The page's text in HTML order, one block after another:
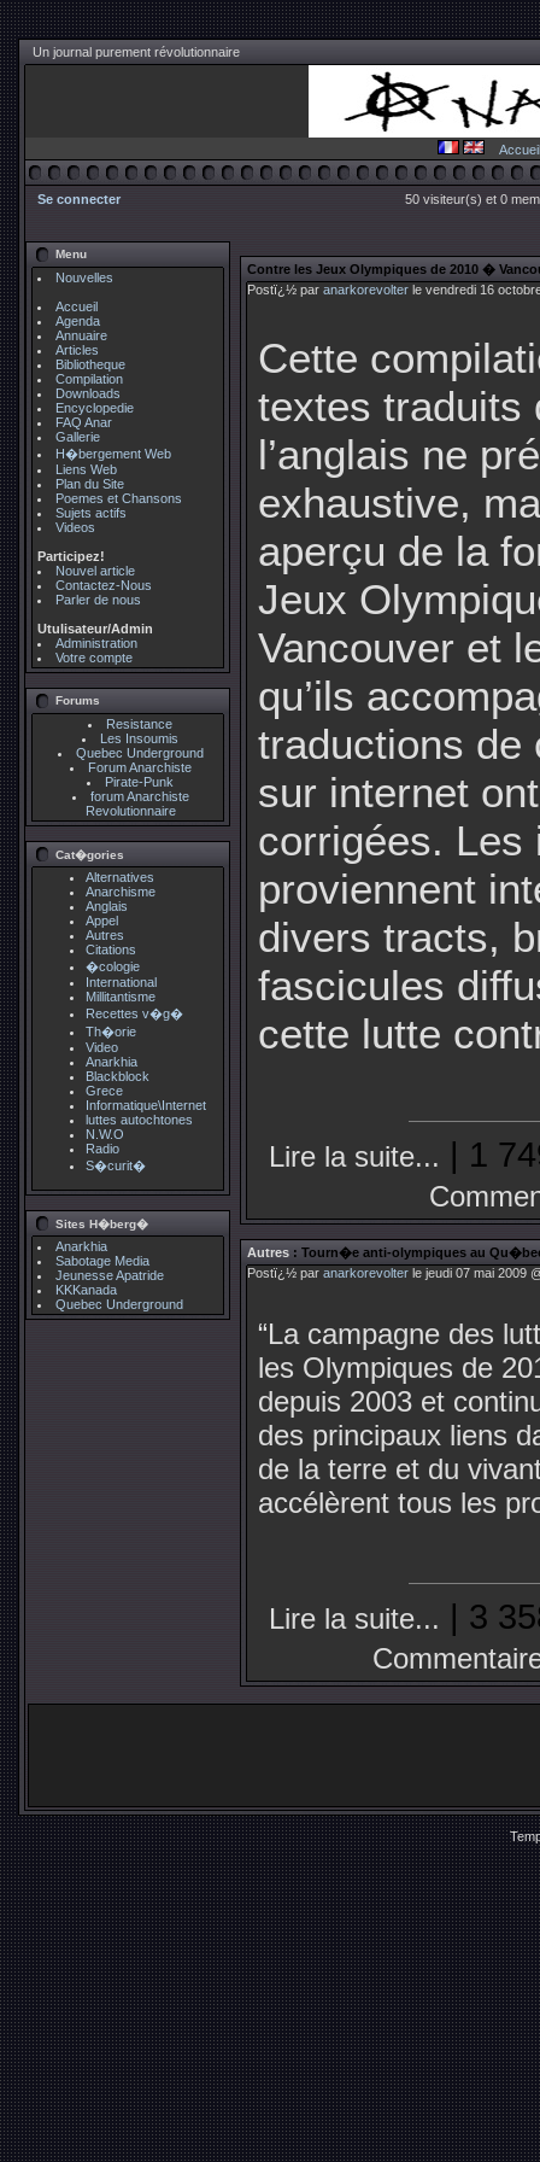
Un journal purement révolutionnaire
Accueil
Se connecter 50 visiteur(s) et 0
Menu
Nouvelles
Accueil
Agenda
Annuaire
Articles
Bibliotheque
Compilation
Downloads
Encyclopedie
FAQ Anar
Gallerie
H�bergement Web
Liens Web
Plan du Site
Poemes et Chansons
Sujets actifs
Videos
Participez!
Nouvel article
Contactez-Nous
Parler de nous
Utulisateur/Admin
Administration
Votre compte
Forums
Resistance
Les Insoumis
Quebec Underground
Forum Anarchiste
Pirate-Punk
forum Anarchiste
Revolutionnaire
Cat�gories
Alternatives
Anarchisme
Anglais
Appel
Autres
Citations
�cologie
International
Millitantisme
Recettes v�g�
Th�orie
Video
Anarkhia
Blackblock
Grece
Informatique\Internet
luttes autochtones
N.W.O
Radio
S�curit�
Sites H�berg�
Anarkhia
Sabotage Media
Jeunesse Apatride
KKKanada
Quebec Underground
Contre les Jeux Olympiques de 2010 �
Postï¿½ par anarkorevolter le vendredi 16
Cette
textes traduits
l’anglais ne
exhaustive,
aperçu de la
Jeux
Vancouver et
qu’ils
traductions de
sur internet
corrigées. Les
proviennent
divers tracts,
fascicules
cette lutte
Lire la suite... | 1
Autres : Tourn�e anti-olympiques au
Postï¿½ par anarkorevolter le jeudi 07 mai 2009
“La campagne des
les Olympiques de
depuis 2003 et
des principaux liens
de la terre et du
accélèrent tous les
Lire la suite... | 3